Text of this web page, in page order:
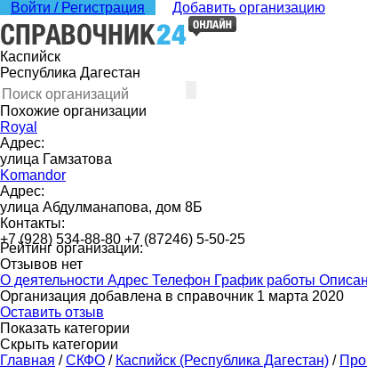
Войти / Регистрация Добавить организацию
Каспийск
Республика Дагестан
Похожие организации
Royal
Адрес:
улица Гамзатова
Komandor
Адрес:
улица Абдулманапова, дом 8Б
Контакты:
+7 (928) 534-88-80 +7 (87246) 5-50-25
Рейтинг организации:
Отзывов нет
О деятельности Адрес Телефон График работы
Организация добавлена в справочник 1 марта 2020
Оставить отзыв
Показать категории
Скрыть категории
Главная / СКФО / Каспийск (Республика Дагестан) /